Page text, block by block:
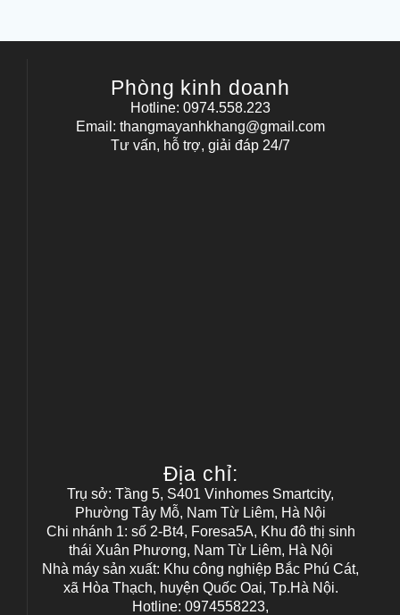
Phòng kinh doanh
Hotline: 0974.558.223
Email: thangmayanhkhang@gmail.com
Tư vấn, hỗ trợ, giải đáp 24/7
Địa chỉ:
Trụ sở: Tầng 5, S401 Vinhomes Smartcity,
Phường Tây Mỗ, Nam Từ Liêm, Hà Nội
Chi nhánh 1: số 2-Bt4, Foresa5A, Khu đô thị sinh
thái Xuân Phương, Nam Từ Liêm, Hà Nội
Nhà máy sản xuất: Khu công nghiệp Bắc Phú Cát,
xã Hòa Thạch, huyện Quốc Oai, Tp.Hà Nội.
Hotline: 0974558223,